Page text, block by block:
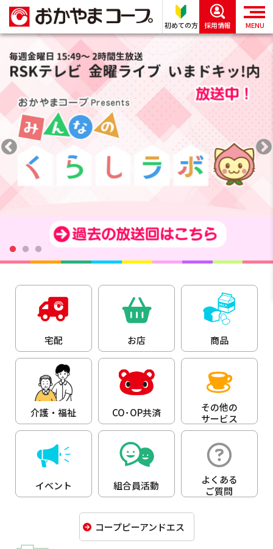
初めての方 採用情報 MENU
宅配 お店 商品
介護・福祉 CO･OP共済
その他の
サービス
イベント 組合員活動
よくある
ご質問
コープピーアンドエス